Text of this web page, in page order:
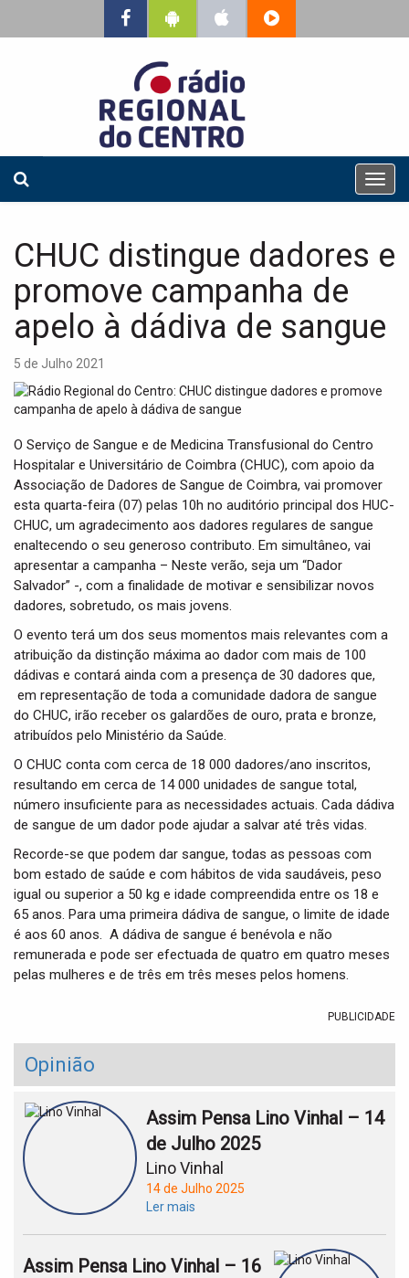
T
o
v
a
CHUC distingue dadores e
promove campanha de
apelo à dádiva de sangue
5 de Julho 2021
O Serviço de Sangue e de Medicina Transfusional do Centro
Hospitalar e Universitário de Coimbra (CHUC), com apoio da
Associação de Dadores de Sangue de Coimbra, vai promover
esta quarta-feira (07) pelas 10h no auditório principal dos HUC-
CHUC, um agradecimento aos dadores regulares de sangue
enaltecendo o seu generoso contributo. Em simultâneo, vai
apresentar a campanha – Neste verão, seja um “Dador
Salvador” -, com a finalidade de motivar e sensibilizar novos
dadores, sobretudo, os mais jovens.
O evento terá um dos seus momentos mais relevantes com a
atribuição da distinção máxima ao dador com mais de 100
dádivas e contará ainda com a presença de 30 dadores que,
em representação de toda a comunidade dadora de sangue
do CHUC, irão receber os galardões de ouro, prata e bronze,
atribuídos pelo Ministério da Saúde.
O CHUC conta com cerca de 18 000 dadores/ano inscritos,
resultando em cerca de 14 000 unidades de sangue total,
número insuficiente para as necessidades actuais. Cada dádiva
de sangue de um dador pode ajudar a salvar até três vidas.
Recorde-se que podem dar sangue, todas as pessoas com
bom estado de saúde e com hábitos de vida saudáveis, peso
igual ou superior a 50 kg e idade compreendida entre os 18 e
65 anos. Para uma primeira dádiva de sangue, o limite de idade
é aos 60 anos. A dádiva de sangue é benévola e não
remunerada e pode ser efectuada de quatro em quatro meses
pelas mulheres e de três em três meses pelos homens.
PUBLICIDADE
Opinião
Assim Pensa Lino Vinhal – 14
de Julho 2025
Lino Vinhal
14 de Julho 2025
Ler mais
Assim Pensa Lino Vinhal – 16